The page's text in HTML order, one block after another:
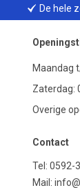
De hele
Maandag
Zaterdag:
Overige
Contact
Tel: 0592-
Mail: